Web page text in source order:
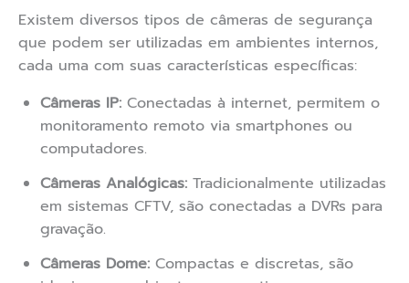
Existem diversos tipos de câmeras de segurança
que podem ser utilizadas em ambientes internos,
cada uma com suas características específicas:
Câmeras IP: Conectadas à internet, permitem o
monitoramento remoto via smartphones ou
computadores.
Câmeras Analógicas: Tradicionalmente utilizadas
em sistemas CFTV, são conectadas a DVRs para
gravação.
Câmeras Dome: Compactas e discretas, são